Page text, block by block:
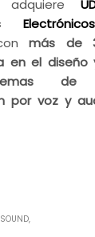
adquiere
Electrónicos
más de
en el diseño
de
por voz y